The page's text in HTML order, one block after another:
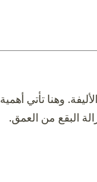
وهنا تأتي أهمية
البقع من العمق.